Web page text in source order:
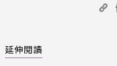
延伸閱讀